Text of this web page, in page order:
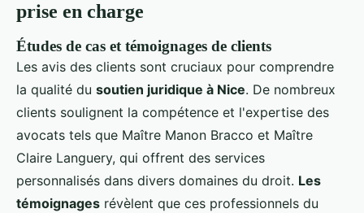
prise en charge
Études de cas et témoignages de clients
Les avis des clients sont cruciaux pour comprendre
la qualité du soutien juridique à Nice. De nombreux
clients soulignent la compétence et l'expertise des
avocats tels que Maître Manon Bracco et Maître
Claire Languery, qui offrent des services
personnalisés dans divers domaines du droit. Les
témoignages révèlent que ces professionnels du